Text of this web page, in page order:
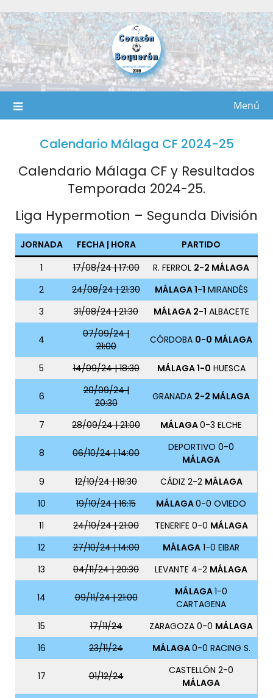
al
contenido
Menú
Calendario Málaga CF 2024-25
Calendario Málaga CF y Resultados
Temporada 2024-25.
Liga Hypermotion – Segunda División
JORNADA FECHA | HORA
PARTIDO
1
17/08/24 | 17:00 R. FERROL 2-2 MÁLAGA
2
24/08/24 | 21:30 MÁLAGA 1-1 MIRANDÉS
3
31/08/24 | 21:30 MÁLAGA 2-1 ALBACETE
4
07/09/24 |
21:00
CÓRDOBA 0-0 MÁLAGA
5 14/09/24 | 18:30 MÁLAGA 1-0 HUESCA
6
20/09/24 |
20:30
GRANADA 2-2 MÁLAGA
7 28/09/24 | 21:00 MÁLAGA0-3 ELCHE
8 06/10/24 | 14:00
DEPORTIVO 0-0
MÁLAGA
9
12/10/24 | 18:30 CÁDIZ 2-2 MÁLAGA
10
19/10/24 | 16:15 MÁLAGA0-0 OVIEDO
11
24/10/24 | 21:00 TENERIFE 0-0 MÁLAGA
12
27/10/24 | 14:00 MÁLAGA 1-0 EIBAR
13
04/11/24 | 20:30 LEVANTE 4-2 MÁLAGA
14 09/11/24 | 21:00 MÁLAGA1-0
CARTAGENA
15
17/11/24 ZARAGOZA 0-0 MÁLAGA
16
23/11/24 MÁLAGA0-0 RACING S.
17 01/12/24
CASTELLÓN 2-0
MÁLAGA